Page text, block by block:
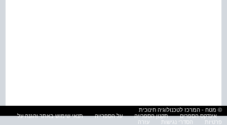
© מטח - המרכז לטכנולוגיה חינוכית
אינדקס הספרים
תקנון הספרייה על הספרייה
תנאי שימוש באתר והגנה על
פרטיות
הסדרי נגישות עזרה